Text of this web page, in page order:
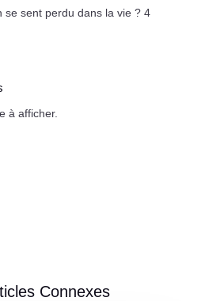
se sent perdu dans la vie ? 4
à afficher.
Connexes